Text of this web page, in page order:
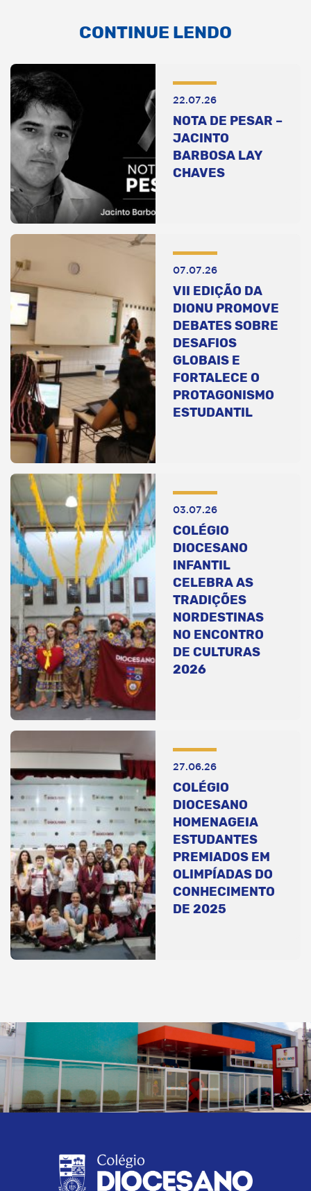
CONTINUE LENDO
22.07.26
NOTA DE PESAR –
JACINTO
BARBOSA LAY
CHAVES
07.07.26
VII EDIÇÃO DA
DIONU PROMOVE
DEBATES SOBRE
DESAFIOS
GLOBAIS E
FORTALECE O
PROTAGONISMO
ESTUDANTIL
03.07.26
COLÉGIO
DIOCESANO
INFANTIL
CELEBRA AS
TRADIÇÕES
NORDESTINAS
NO ENCONTRO
DE CULTURAS
2026
27.06.26
COLÉGIO
DIOCESANO
HOMENAGEIA
ESTUDANTES
PREMIADOS EM
OLIMPÍADAS DO
CONHECIMENTO
DE 2025